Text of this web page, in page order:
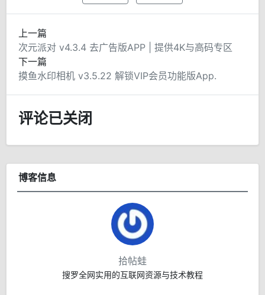
上一篇
次元派对 v4.3.4 去广告版APP | 提供4K与高码专区
下一篇
摸鱼水印相机 v3.5.22 解锁VIP会员功能版App.
评论已关闭
博客信息
拾帖蛙
搜罗全网实用的互联网资源与技术教程